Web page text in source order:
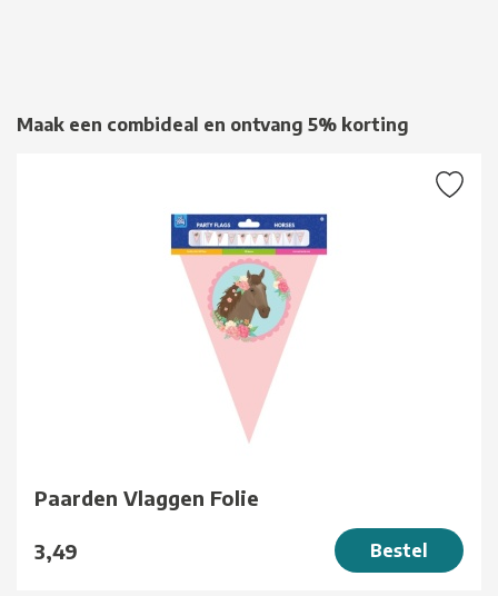
Maak een combideal en ontvang 5% korting
Paarden Vlaggen Folie
3,49 Bestel